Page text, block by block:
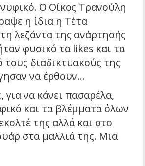
Ο Οίκος Τρανούλη
η ίδια η Τέτα
λεζάντα της ανάρτησής
φυσικό τα likes και τα
διαδικτυακούς της
να έρθουν…
να κάνει πασαρέλα,
και τα βλέμματα όλων
της αλλά και στο
στα μαλλιά της. Μια